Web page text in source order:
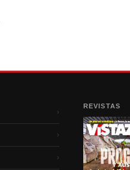
›
›
›
REVISTAS